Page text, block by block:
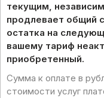
текущим,
продлевает общий
остатка на
вашему тариф
приобретенный.
Сумма к оплате в
стоимости услуг